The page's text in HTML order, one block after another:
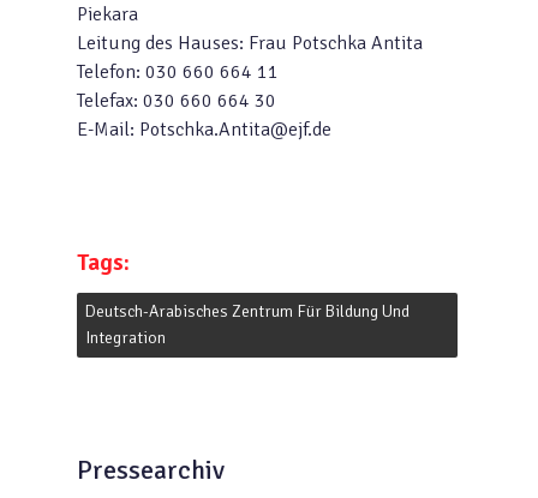
Piekara
Leitung des Hauses: Frau Potschka Antita
Telefon: 030 660 664 11
Telefax: 030 660 664 30
E-Mail: Potschka.Antita@ejf.de
Tags:
Deutsch-Arabisches Zentrum Für Bildung Und
Integration
Pressearchiv